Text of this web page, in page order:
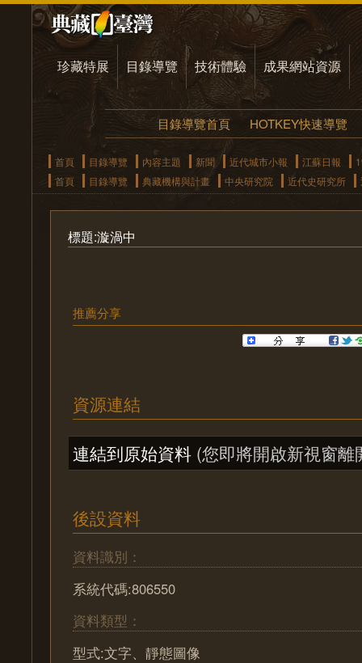
珍藏特展 目錄導覽 技術體驗 成果網站資源
目錄導覽首頁 HOTKEY快速導覽
首頁 目錄導覽 內容主題 新聞 近代城市小報 江蘇日報
首頁
目錄導覽 典藏機構與計畫 中央研究院 近代史研究所
標題:漩渦中
推薦分享
資源連結
連結到原始資料 (您即將開啟新視窗離
後設資料
資料識別：
系統代碼:806550
資料類型：
型式:文字、靜態圖像